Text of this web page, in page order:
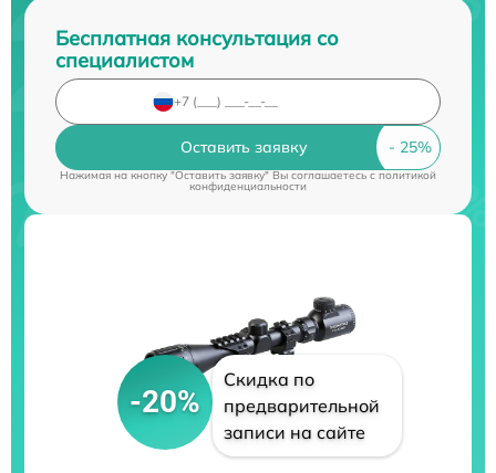
Бесплатная консультация со
специалистом
Оставить заявку
Нажимая на кнопку "Оставить заявку" Вы соглашаетесь cполитикой
конфиденциальности
-20%
Скидка по
предварительной
записи на сайте